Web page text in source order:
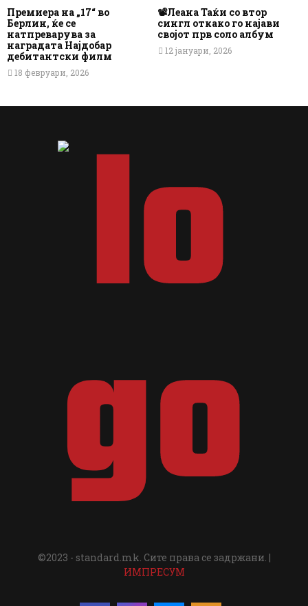
Премиера на „17“ во
Берлин, ќе се
натпреварува за
наградата Најдобар
дебитантски филм
18 февруари, 2026
📽️Леана Таќи со втор
сингл откако го најави
својот прв соло албум
12 јануари, 2026
©2023 - standard.mk. Сите права се задржани. |
ИМПРЕСУМ